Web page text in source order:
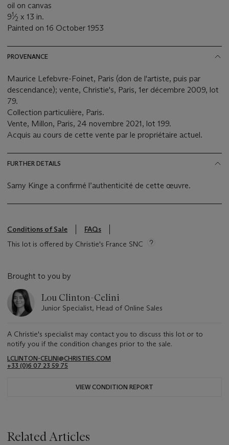
oil on canvas
91⁄2 x 13 in.
Painted on 16 October 1953
PROVENANCE
Maurice Lefebvre-Foinet, Paris (don de l'artiste, puis par
descendance); vente, Christie's, Paris, 1er décembre 2009, lot
79.
Collection particulière, Paris.
Vente, Millon, Paris, 24 novembre 2021, lot 199.
Acquis au cours de cette vente par le propriétaire actuel.
FURTHER DETAILS
Samy Kinge a confirmé l’authenticité de cette œuvre.
Conditions of Sale
FAQs
This lot is offered by Christie's France SNC
Brought to you by
Lou Clinton-Celini
Junior Specialist, Head of Online Sales
A Christie's specialist may contact you to discuss this lot or to
notify you if the condition changes prior to the sale.
LCLINTON-CELINI@CHRISTIES.COM
+33 ‌(0)6 07 23 59 75
VIEW CONDITION REPORT
Related Articles